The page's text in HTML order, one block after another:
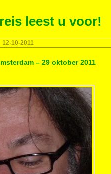
leest u voor!
12-10-2011
– 29 oktober 2011